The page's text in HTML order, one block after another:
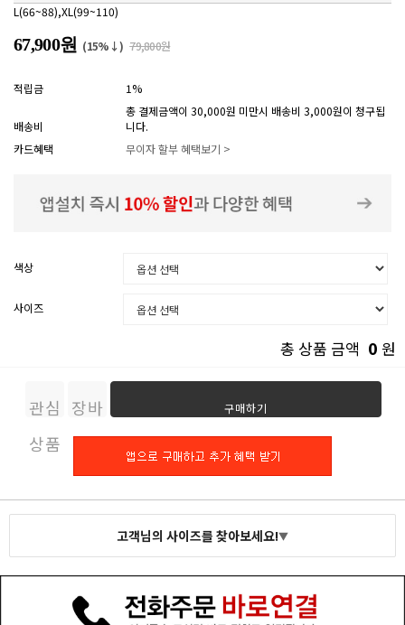
L(66~88),XL(99~110)
67,900원 (15%↓) 79,800원
적립금 1%
배송비
총 결제금액이 30,000원 미만시 배송비 3,000원이 청구됩
니다.
카드혜택
무이자 할부 혜택보기 >
색상
사이즈
총 상품 금액 0 원
관심
상품
장바
구니
구매하기
고객님의 사이즈를 찾아보세요!▼